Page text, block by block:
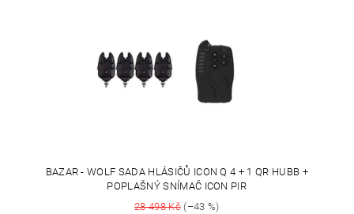
BAZAR - WOLF SADA HLÁSIČŮ ICON Q 4 + 1 QR HUBB +
POPLAŠNÝ SNÍMAČ ICON PIR
28 498 Kč(–43 %)